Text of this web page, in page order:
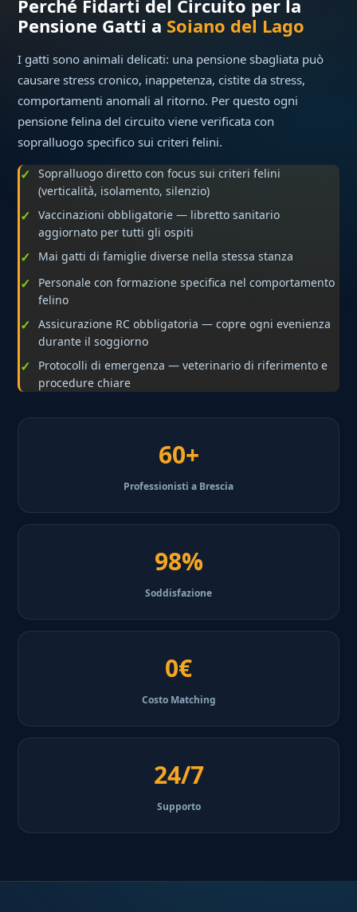
Perché Fidarti del Circuito per la
Pensione Gatti a Soiano del Lago
I gatti sono animali delicati: una pensione sbagliata può
causare stress cronico, inappetenza, cistite da stress,
comportamenti anomali al ritorno. Per questo ogni
pensione felina del circuito viene verificata con
sopralluogo specifico sui criteri felini.
Sopralluogo diretto con focus sui criteri felini
(verticalità, isolamento, silenzio)
Vaccinazioni obbligatorie — libretto sanitario
aggiornato per tutti gli ospiti
Mai gatti di famiglie diverse nella stessa stanza
Personale con formazione specifica nel comportamento
felino
Assicurazione RC obbligatoria — copre ogni evenienza
durante il soggiorno
Protocolli di emergenza — veterinario di riferimento e
procedure chiare
60+
Professionisti a Brescia
98%
Soddisfazione
0€
Costo Matching
24/7
Supporto